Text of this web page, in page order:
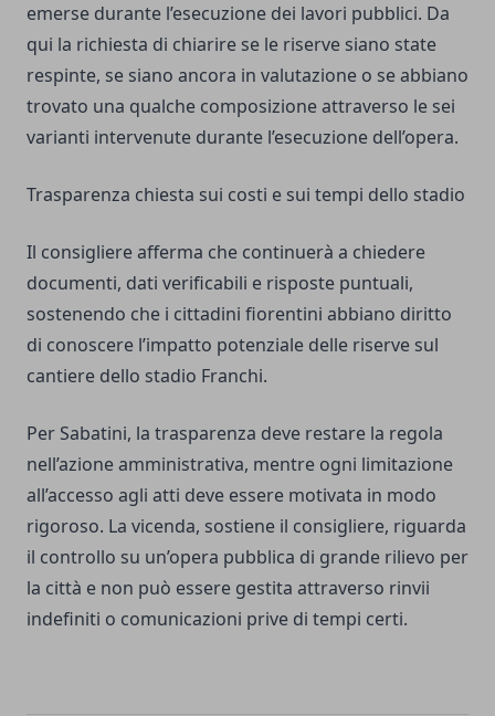
emerse durante l’esecuzione dei lavori pubblici. Da
qui la richiesta di chiarire se le riserve siano state
respinte, se siano ancora in valutazione o se abbiano
trovato una qualche composizione attraverso le sei
varianti intervenute durante l’esecuzione dell’opera.
Trasparenza chiesta sui costi e sui tempi dello stadio
Il consigliere afferma che continuerà a chiedere
documenti, dati verificabili e risposte puntuali,
sostenendo che i cittadini fiorentini abbiano diritto
di conoscere l’impatto potenziale delle riserve sul
cantiere dello stadio Franchi.
Per Sabatini, la trasparenza deve restare la regola
nell’azione amministrativa, mentre ogni limitazione
all’accesso agli atti deve essere motivata in modo
rigoroso. La vicenda, sostiene il consigliere, riguarda
il controllo su un’opera pubblica di grande rilievo per
la città e non può essere gestita attraverso rinvii
indefiniti o comunicazioni prive di tempi certi.